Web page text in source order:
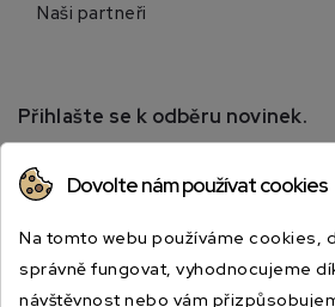
Naši partneři
Přihlašte se k odběru novinek.
speciálních slevách.
Dovolte nám používat cookies
Na tomto webu používáme cookies,
správně fungovat, vyhodnocujeme
návštěvnost nebo vám